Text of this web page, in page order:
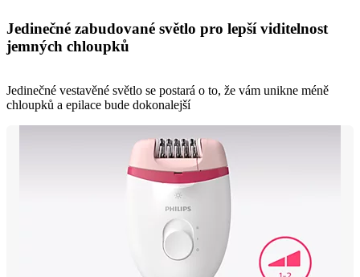
Jedinečné zabudované světlo pro lepší viditelnost
jemných chloupků
Jedinečné vestavěné světlo se postará o to, že vám unikne méně
chloupků a epilace bude dokonalejší